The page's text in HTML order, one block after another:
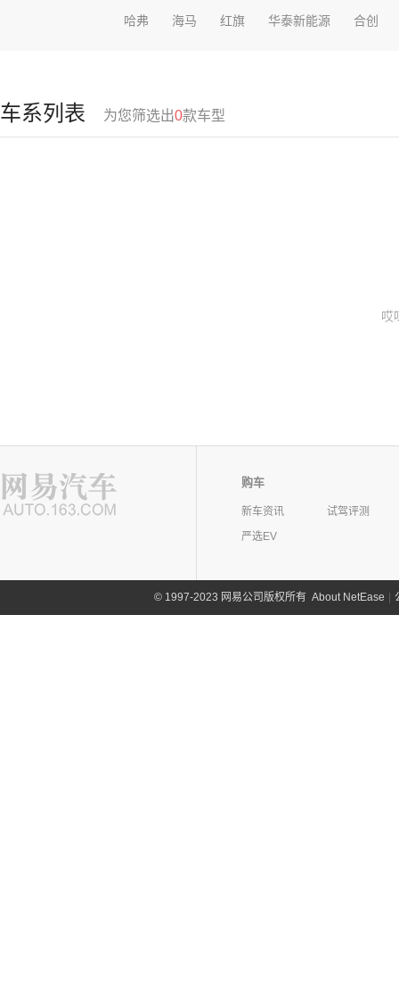
哈弗 海马 红旗 华泰新能源 合创
车系列表 为您筛选出0款车型
哎
购车
新车资讯
试驾评测
严选EV
©1997-2023 网易公司版权所有 About NetEase